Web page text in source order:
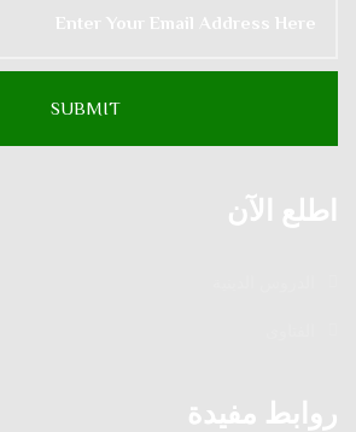
اطلع الآن
روابط مفيدة